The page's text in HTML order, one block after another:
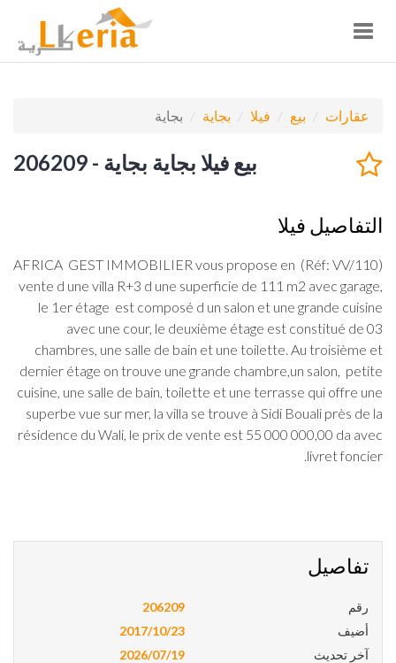
Toggle
عقارات بيع فيلا بجاية بجاية
بيع فيلا بجاية بجاية - 206209
التفاصيل فيلا
(Réf: VV/110) AFRICA GEST IMMOBILIER vous propose en
vente d une villa R+3 d une superficie de 111 m2 avec garage,
le 1er étage est composé d un salon et une grande cuisine
avec une cour, le deuxième étage est constitué de 03
chambres, une salle de bain et une toilette. Au troisième et
dernier étage on trouve une grande chambre,un salon, petite
cuisine, une salle de bain, toilette et une terrasse qui offre une
superbe vue sur mer, la villa se trouve à Sidi Bouali près de la
résidence du Wali, le prix de vente est 55 000 000,00 da avec
livret foncier.
تفاصيل
206209
رقم
2017/10/23
أضيف
2026/07/19
آخر تحديث